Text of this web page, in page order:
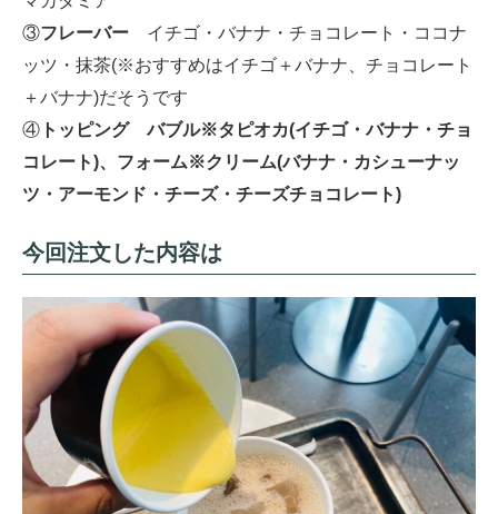
③フレーバー イチゴ・バナナ・チョコレート・ココナ
ッツ・抹茶(※おすすめはイチゴ＋バナナ、チョコレート
＋バナナ)だそうです
④ トッピング バブル※タピオカ(イチゴ・バナナ・チョ
コレート)、フォーム※クリーム(バナナ・カシューナッ
ツ・アーモンド・チーズ・チーズチョコレート)
今回注文した内容は